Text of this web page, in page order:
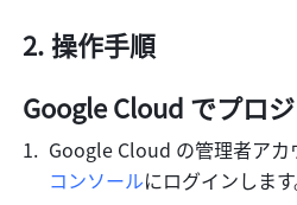
操作手順
Google Cloud でプロ
Google Cloud の管理者アカ
コンソールにログインします